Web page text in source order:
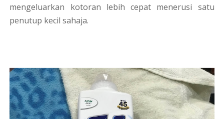
mengeluarkan kotoran lebih cepat menerusi satu
penutup kecil sahaja.